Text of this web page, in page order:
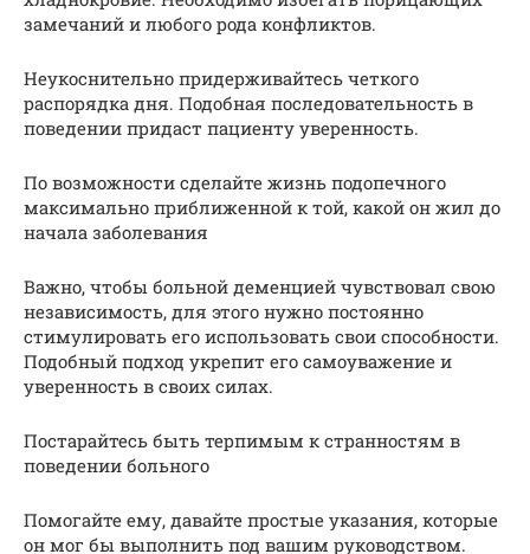
замечаний и любого рода конфликтов.
Неукоснительно придерживайтесь четкого
распорядка дня. Подобная последовательность в
поведении придаст пациенту уверенность.
По возможности сделайте жизнь подопечного
максимально приближенной к той, какой он жил до
начала заболевания
Важно, чтобы больной деменцией чувствовал свою
независимость, для этого нужно постоянно
стимулировать его использовать свои способности.
Подобный подход укрепит его самоуважение и
уверенность в своих силах.
Постарайтесь быть терпимым к странностям в
поведении больного
Помогайте ему, давайте простые указания, которые
он мог бы выполнить под вашим руководством.